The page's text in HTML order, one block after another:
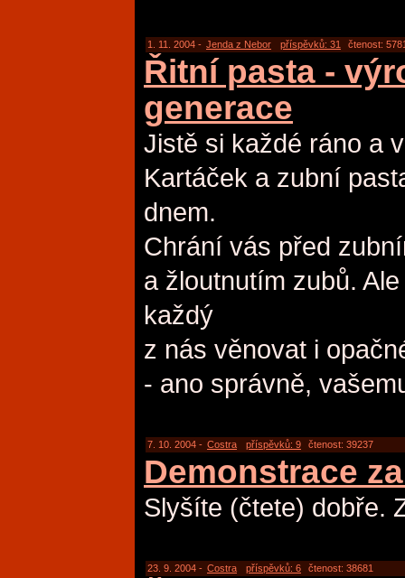
1. 11. 2004 - Jenda z Nebor příspěvků: 31 čtenost:
Řitní pasta -
generace
Jistě si každé ráno a
Kartáček a zubní
dnem.
Chrání vás před
a žloutnutím zubů.
každý
z nás věnovat i
- ano správně,
7. 10. 2004 - Costra příspěvků: 9 čtenost: 39237
Demonstrace
Slyšíte (čtete) dobře.
23. 9. 2004 - Costra příspěvků: 6 čtenost: 38681